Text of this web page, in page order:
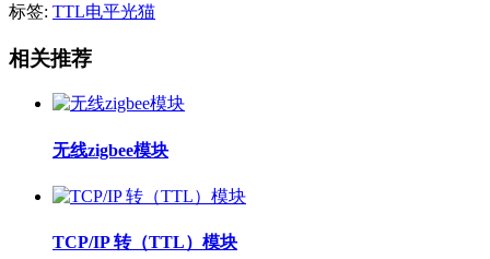
标签: TTL电平光猫
相关推荐
无线zigbee模块
TCP/IP 转（TTL）模块